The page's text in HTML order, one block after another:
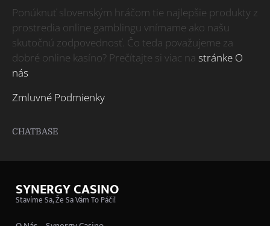
Ponúknuť slovenským hráčom tie najlepšie produkty z
prostredia online gamblingu vnímame ako našu
skutočnú zodpovednosť. Čo teda považujeme za
dobré online kasíno? Prečítajte si viac na stránke O
nás
Zmluvné Podmienky
CHATBASE
SYNERGY CASINO
Stavíme Sa, Že Sa Vám To Páči!